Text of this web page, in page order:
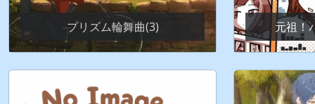
プリズム輪舞曲(3) 元祖！